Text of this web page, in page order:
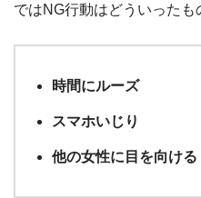
ではNG行動はどういった
時間にルーズ
スマホいじり
他の女性に目を向ける